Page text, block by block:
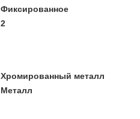
Фиксированное
2
Хромированный металл
Металл